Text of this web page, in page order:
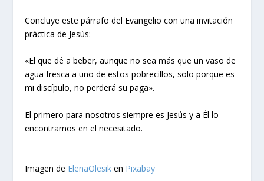
Concluye este párrafo del Evangelio con una invitación
práctica de Jesús:
«El que dé a beber, aunque no sea más que un vaso de
agua fresca a uno de estos pobrecillos, solo porque es
mi discípulo, no perderá su paga».
El primero para nosotros siempre es Jesús y a Él lo
encontramos en el necesitado.
Imagen de ElenaOlesik en Pixabay